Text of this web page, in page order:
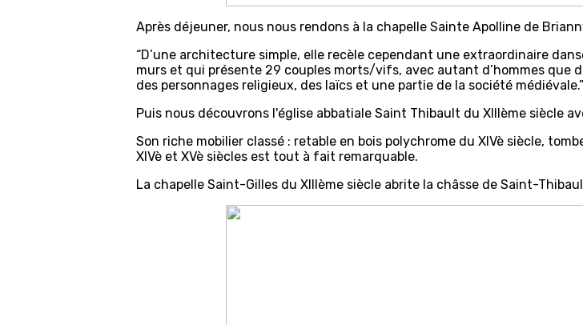
Après déjeuner, nous nous rendons à la chapelle Sainte Apolline de
“D’une architecture simple, elle recèle cependant une extraordinaire
murs et qui présente 29 couples morts/vifs, avec autant d’hommes que
des personnages religieux, des laïcs et une partie de la société médiévale.”
Puis nous découvrons l'église abbatiale Saint Thibault du XIIIème siècle
Son riche mobilier classé : retable en bois polychrome du XIVè siècle,
XIVè et XVè siècles est tout à fait remarquable.
La chapelle Saint-Gilles du XIIIème siècle abrite la châsse de Saint-